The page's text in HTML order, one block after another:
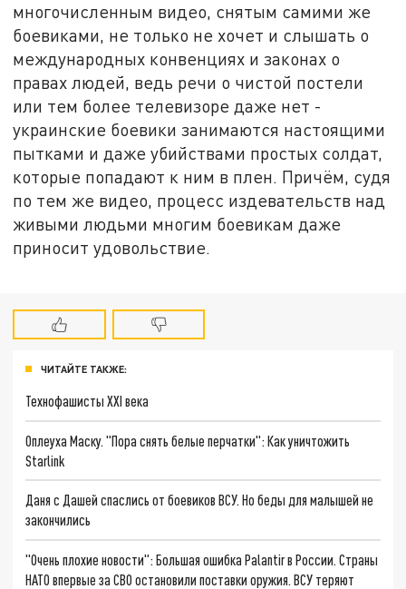
многочисленным видео, снятым самими же
боевиками, не только не хочет и слышать о
международных конвенциях и законах о
правах людей, ведь речи о чистой постели
или тем более телевизоре даже нет -
украинские боевики занимаются настоящими
пытками и даже убийствами простых солдат,
которые попадают к ним в плен. Причём, судя
по тем же видео, процесс издевательств над
живыми людьми многим боевикам даже
приносит удовольствие.
ЧИТАЙТЕ ТАКЖЕ:
Технофашисты XXI века
Оплеуха Маску. "Пора снять белые перчатки": Как уничтожить
Starlink
Даня с Дашей спаслись от боевиков ВСУ. Но беды для малышей не
закончились
"Очень плохие новости": Большая ошибка Palantir в России. Страны
НАТО впервые за СВО остановили поставки оружия. ВСУ теряют